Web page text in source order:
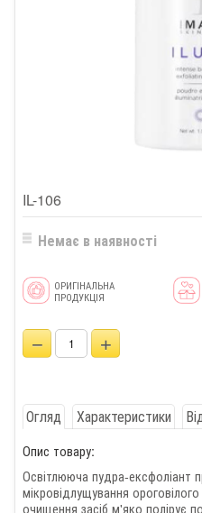
IL-106
Немає в наявності
ОРИГІНАЛЬНА
ПРОДУКЦІЯ
− +
Огляд Характеристики
Опис товару:
Освітлююча пудра-ексфоліант
мікровідлущування
очищення засіб м'яко полірує